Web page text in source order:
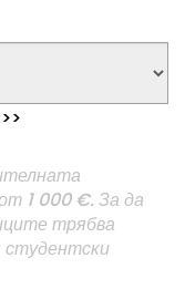
>>
1 000 €. За да
трябва
студентски